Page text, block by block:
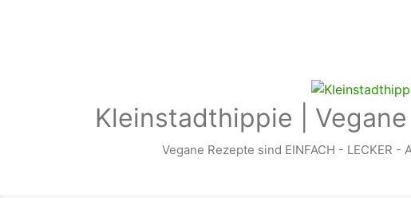
Kleinstadthippie |
Vegane Rezepte sind EINFACH - LECKER